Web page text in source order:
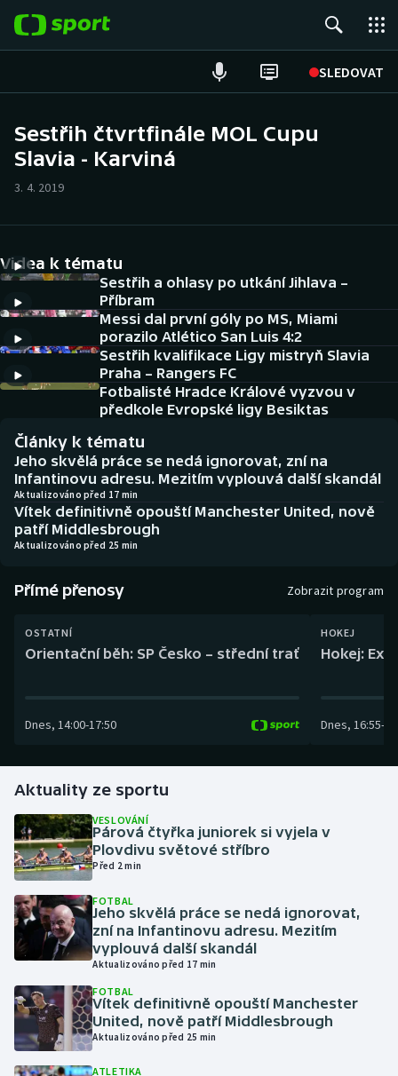
SLEDOVAT
Hokej
Cyklistika
DALŠÍ SPORTY
Americký fotbal
Baseball a softbal
Basketbal
Biatlon
Boby a skeleton
Box
Curling
Golf
Gymnastika
Házená
Jezdectví
Judo
Krasobruslení
Lezení
NEPŘEHLÉDNĚTE
Historické návraty
Aplikace ČT sport
AZ kvíz
Sestřih čtvrtfinále MOL Cupu
Slavia - Karviná
3. 4. 2019
Videa k tématu
Sestřih a ohlasy po utkání Jihlava –
Příbram
Messi dal první góly po MS, Miami
porazilo Atlético San Luis 4:2
Sestřih kvalifikace Ligy mistryň Slavia
Praha – Rangers FC
Fotbalisté Hradce Králové vyzvou v
předkole Evropské ligy Besiktas
Články k tématu
Jeho skvělá práce se nedá ignorovat, zní na
Infantinovu adresu. Mezitím vyplouvá další skandál
Aktualizováno před 17 min
Vítek definitivně opouští Manchester United, nově
patří Middlesbrough
Aktualizováno před 25 min
Přímé přenosy Zobrazit program
OSTATNÍ
Orientační běh: SP Česko – střední trať
Dnes, 14:00-17:50
HOKEJ
Hokej:
Dnes, 16:55-
Aktuality ze sportu
VESLOVÁNÍ
Párová čtyřka juniorek si vyjela v
Plovdivu světové stříbro
Před 2 min
FOTBAL
Jeho skvělá práce se nedá ignorovat,
zní na Infantinovu adresu. Mezitím
vyplouvá další skandál
Aktualizováno před 17 min
FOTBAL
Vítek definitivně opouští Manchester
United, nově patří Middlesbrough
Aktualizováno před 25 min
ATLETIKA